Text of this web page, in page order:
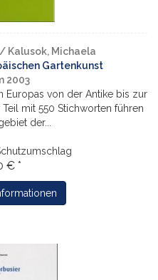
Kalusok, Michaela
Gartenkunst
2003
Europas von der Antike bis zur
mit 550 Stichworten führen
der...
€ *